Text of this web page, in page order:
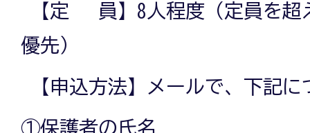
【定 員】8人程度（定員を超
優先）
【申込方法】メールで、下記に
①保護者の氏名